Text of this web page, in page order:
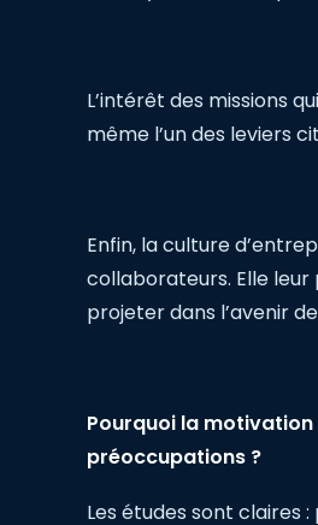
L’intérêt des missions
même l’un des leviers
Enfin, la culture
collaborateurs. Elle leur
projeter dans l’avenir
Pourquoi la
préoccupations ?
Les études sont claires